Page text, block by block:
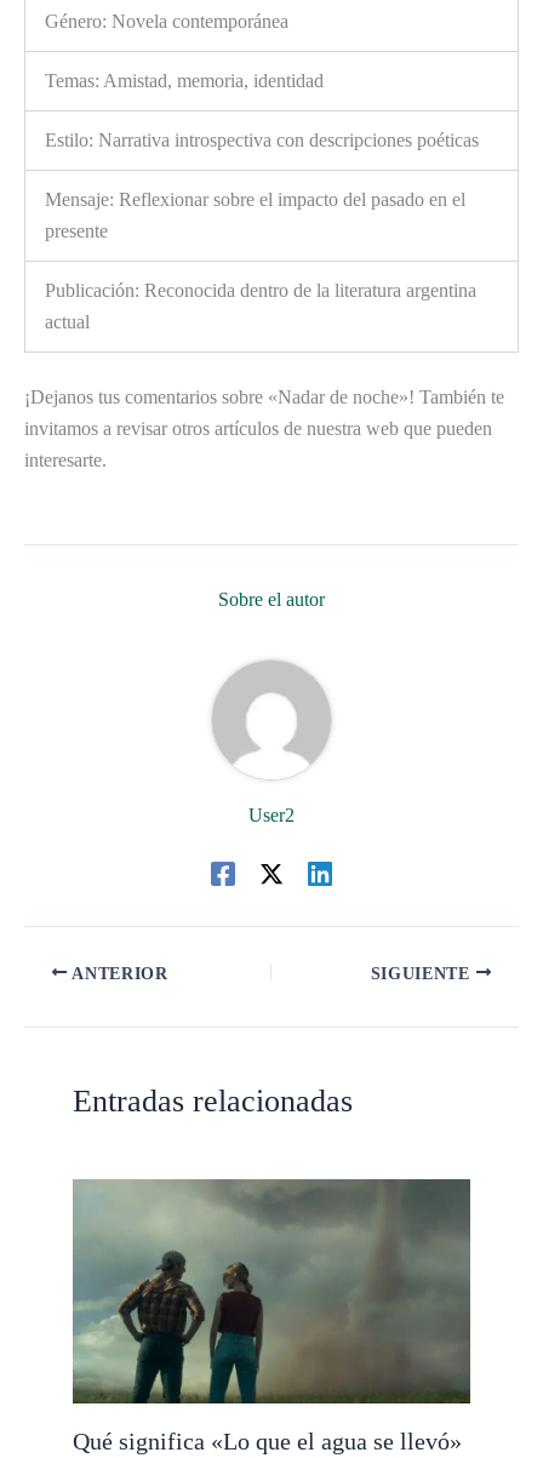
Género: Novela contemporánea
Temas: Amistad, memoria, identidad
Estilo: Narrativa introspectiva con descripciones poéticas
Mensaje: Reflexionar sobre el impacto del pasado en el
presente
Publicación: Reconocida dentro de la literatura argentina
actual
¡Dejanos tus comentarios sobre «Nadar de noche»! También te
invitamos a revisar otros artículos de nuestra web que pueden
interesarte.
Sobre el autor
User2
ANTERIOR SIGUIENTE
Entradas relacionadas
Qué significa «Lo que el agua se llevó»